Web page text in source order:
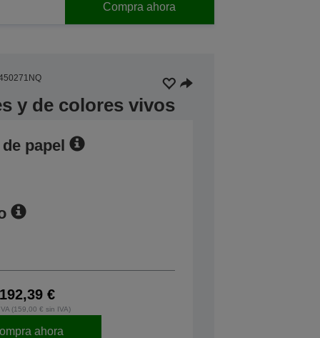
Compra ahora
y de colores vivos
papel
192,39 €
(159,00 € sin IVA)
ahora